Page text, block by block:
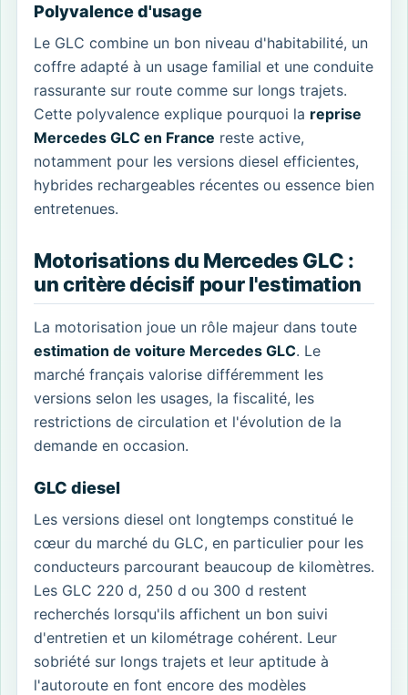
Polyvalence d'usage
Le GLC combine un bon niveau d'habitabilité, un
coffre adapté à un usage familial et une conduite
rassurante sur route comme sur longs trajets.
Cette polyvalence explique pourquoi la reprise
Mercedes GLC en France reste active,
notamment pour les versions diesel efficientes,
hybrides rechargeables récentes ou essence bien
entretenues.
Motorisations du Mercedes GLC :
un critère décisif pour l'estimation
La motorisation joue un rôle majeur dans toute
estimation de voiture Mercedes GLC. Le
marché français valorise différemment les
versions selon les usages, la fiscalité, les
restrictions de circulation et l'évolution de la
demande en occasion.
GLC diesel
Les versions diesel ont longtemps constitué le
cœur du marché du GLC, en particulier pour les
conducteurs parcourant beaucoup de kilomètres.
Les GLC 220 d, 250 d ou 300 d restent
recherchés lorsqu'ils affichent un bon suivi
d'entretien et un kilométrage cohérent. Leur
sobriété sur longs trajets et leur aptitude à
l'autoroute en font encore des modèles